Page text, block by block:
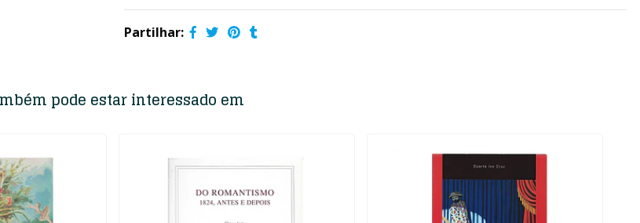
Partilhar:
pode estar interessado em